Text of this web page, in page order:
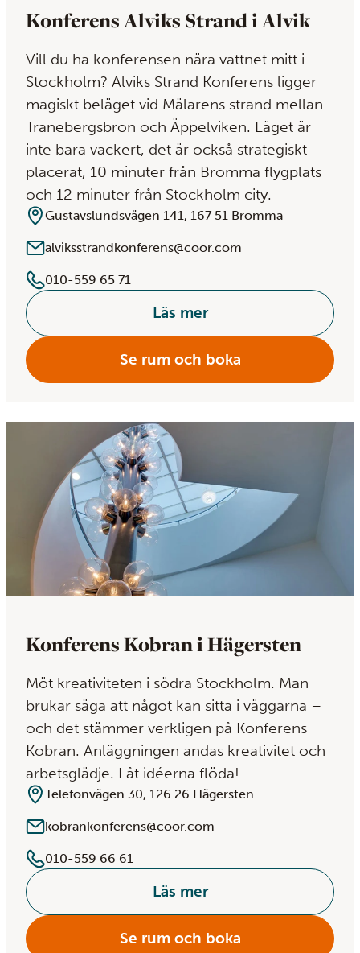
Konferens Alviks Strand i Alvik
Vill du ha konferensen nära vattnet mitt i
Stockholm? Alviks Strand Konferens ligger
magiskt beläget vid Mälarens strand mellan
Tranebergsbron och Äppelviken. Läget är
inte bara vackert, det är också strategiskt
placerat, 10 minuter från Bromma flygplats
och 12 minuter från Stockholm city.
Gustavslundsvägen 141, 167 51 Bromma
alviksstrandkonferens@coor.com
010-559 65 71
Läs mer
Se rum och boka
Konferens Kobran i Hägersten
Möt kreativiteten i södra Stockholm. Man
brukar säga att något kan sitta i väggarna –
och det stämmer verkligen på Konferens
Kobran. Anläggningen andas kreativitet och
arbetsglädje. Låt idéerna flöda!
Telefonvägen 30, 126 26 Hägersten
kobrankonferens@coor.com
010-559 66 61
Läs mer
Se rum och boka